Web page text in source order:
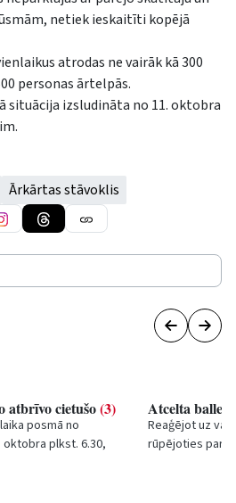
netiek ieskaitīti kopējā
atrodas ne vairāk kā 300
personas ārtelpās.
izsludināta no 11. oktobra
Ārkārtas stāvoklis
atbrīvo cietušo(3)
posmā no
plkst. 6.30,
Atcelta balle
Reaģējot uz
rūpējoties par